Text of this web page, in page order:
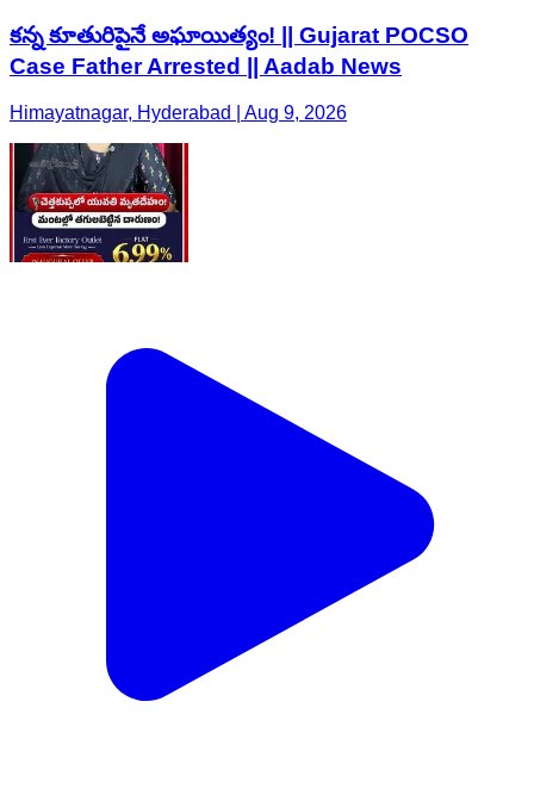
కన్న కూతురిపైనే అఘాయిత్యం! || Gujarat POCSO
Case Father Arrested || Aadab News
Himayatnagar, Hyderabad | Aug 9, 2026